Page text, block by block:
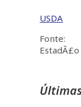
USDA
Fonte: